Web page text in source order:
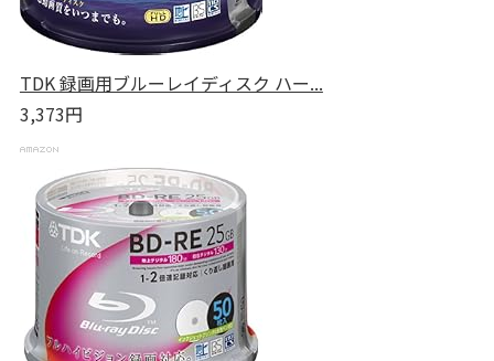
TDK 録画用ブルーレイディスク ハー...
3,373円